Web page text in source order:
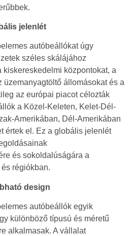
jelenlét
autóbeállókat úgy
széles skálájához
kiskereskedelmi központokat, a
üzemanyagtöltő állomásokat és a
az európai piacot célozták
a Közel-Keleten, Kelet-Dél-
Amerikában, Dél-Amerikában
értek el. Ez a globális jelenlét
és sokoldalúságára a
régiókban.
design
autóbeállók egyik
különböző típusú és méretű
alkalmasak. A vállalat